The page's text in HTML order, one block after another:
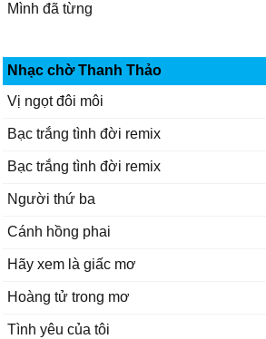
Mình đã từng
Nhạc chờ Thanh Thảo
Vị ngọt đôi môi
Bạc trắng tình đời remix
Bạc trắng tình đời remix
Người thứ ba
Cánh hồng phai
Hãy xem là giấc mơ
Hoàng tử trong mơ
Tình yêu của tôi